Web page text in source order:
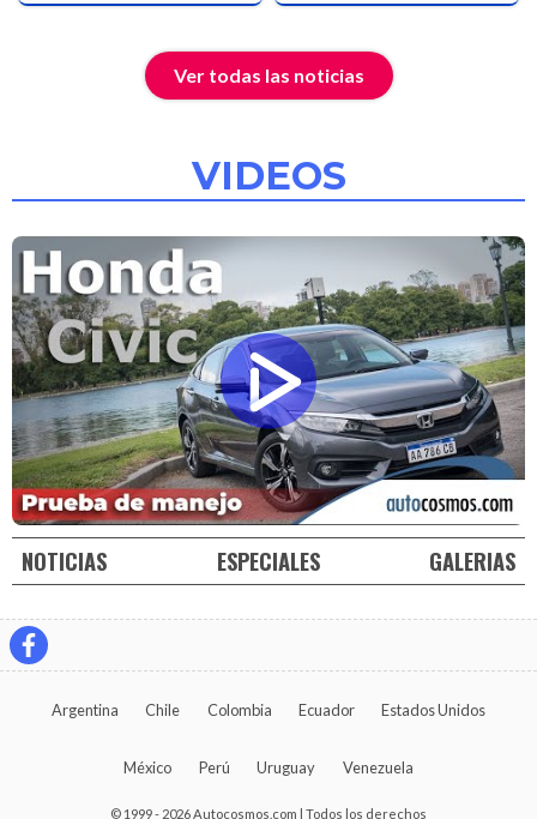
Ver todas las noticias
VIDEOS
NOTICIAS ESPECIALES GALERIAS
Argentina Chile Colombia Ecuador Estados Unidos
México Perú Uruguay Venezuela
© 1999 - 2026 Autocosmos.com | Todos los derechos